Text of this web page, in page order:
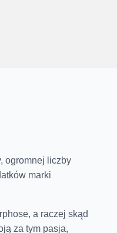
ogromnej liczby
marki
a raczej skąd
za tym pasja,